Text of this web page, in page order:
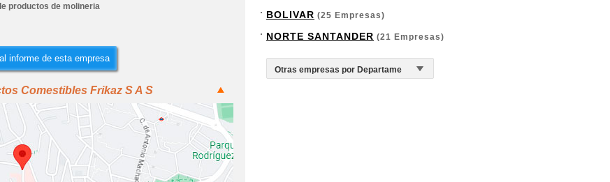
productos de molineria
informe de esta empresa
Comestibles Frikaz S A S
BOLIVAR (25 Empresas)
NORTE SANTANDER (21 Empresas)